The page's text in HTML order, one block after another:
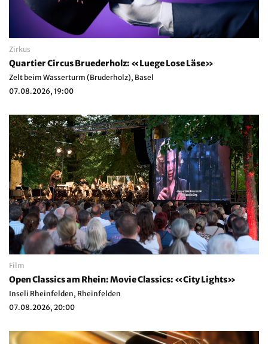
Zirkus
Quartier Circus Bruederholz: «Luege Lose Läse»
Zelt beim Wasserturm (Bruderholz), Basel
07.08.2026, 19:00
Film
Open Classics am Rhein: Movie Classics: «City Lights»
Inseli Rheinfelden, Rheinfelden
07.08.2026, 20:00